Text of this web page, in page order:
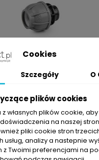
Złącze 32x3/4 GZ
4,99 złCena
DODAJ DO KOSZYKA
Cookies
Szczegóły O
plików cookies
własnych plików cookie,
na naszej
pliki cookie stron
usług, analizy a nastepnie
z Twoimi preferencjami na